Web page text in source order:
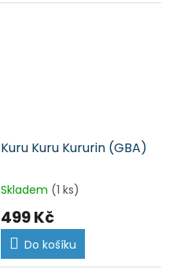
Kuru Kuru Kururin (GBA)
Skladem (1 ks)
499 Kč
Do košíku